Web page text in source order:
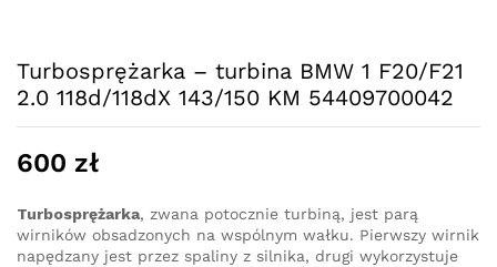
Turbosprężarka – turbina BMW 1 F20/F21
2.0 118d/118dX 143/150 KM 54409700042
600 zł
Turbosprężarka, zwana potocznie turbiną, jest parą
wirników obsadzonych na wspólnym wałku. Pierwszy wirnik
napędzany jest przez spaliny z silnika, drugi wykorzystuje